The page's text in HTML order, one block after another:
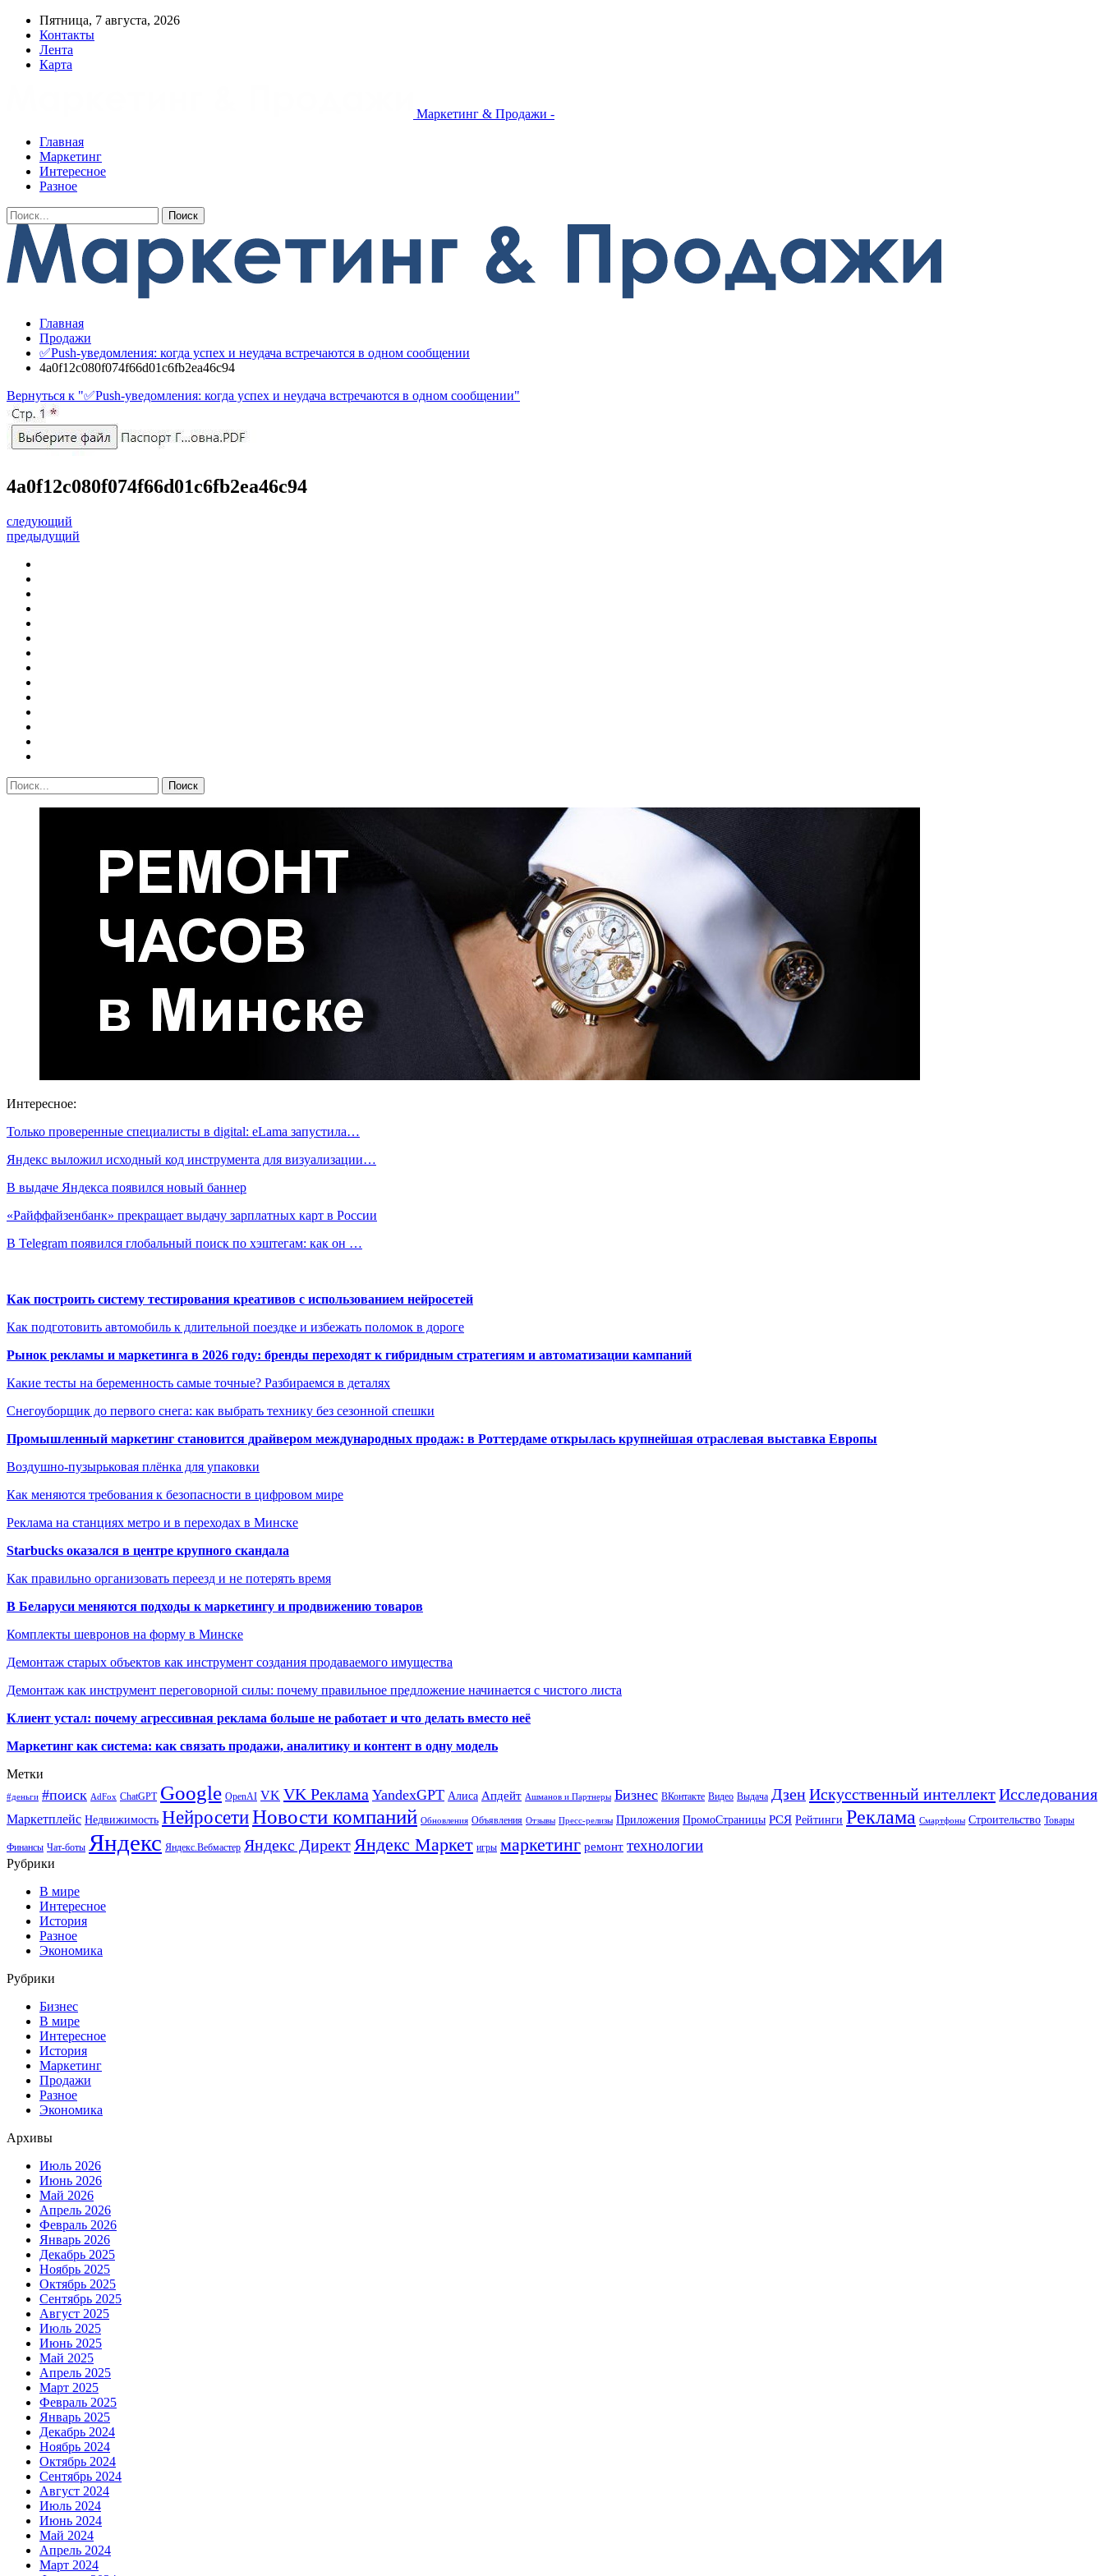
Пятница, 7 августа, 2026
Контакты
Лента
Карта
Маркетинг & Продажи -
Главная
Маркетинг
Интересное
Разное
Главная
Продажи
✅Push-уведомления: когда успех и неудача встречаются в одном сообщении
4a0f12c080f074f66d01c6fb2ea46c94
Вернуться к "✅Push-уведомления: когда успех и неудача встречаются в одном сообщении"
4a0f12c080f074f66d01c6fb2ea46c94
следующий
предыдущий
Интересное:
Только проверенные специалисты в digital: eLama запустила…
Яндекс выложил исходный код инструмента для визуализации…
В выдаче Яндекса появился новый баннер
«Райффайзенбанк» прекращает выдачу зарплатных карт в России
В Telegram появился глобальный поиск по хэштегам: как он …
Как построить систему тестирования креативов с использованием нейросетей
Как подготовить автомобиль к длительной поездке и избежать поломок в дороге
Рынок рекламы и маркетинга в 2026 году: бренды переходят к гибридным стратегиям и автоматизации кампаний
Какие тесты на беременность самые точные? Разбираемся в деталях
Снегоуборщик до первого снега: как выбрать технику без сезонной спешки
Промышленный маркетинг становится драйвером международных продаж: в Роттердаме открылась крупнейшая отраслевая выставка Европы
Воздушно-пузырьковая плёнка для упаковки
Как меняются требования к безопасности в цифровом мире
Реклама на станциях метро и в переходах в Минске
Starbucks оказался в центре крупного скандала
Как правильно организовать переезд и не потерять время
В Беларуси меняются подходы к маркетингу и продвижению товаров
Комплекты шевронов на форму в Минске
Демонтаж старых объектов как инструмент создания продаваемого имущества
Демонтаж как инструмент переговорной силы: почему правильное предложение начинается с чистого листа
Клиент устал: почему агрессивная реклама больше не работает и что делать вместо неё
Маркетинг как система: как связать продажи, аналитику и контент в одну модель
Метки
#деньги #поиск AdFox ChatGPT Google OpenAI VK VK Реклама YandexGPT Алиса Апдейт Ашманов и Партнеры Бизнес ВКонтакте Видео Выдача ДзенИскусственный интеллектИсследования
Маркетплейс Недвижимость НейросетиНовости компаний Обновления Объявления Отзывы Пресс-релизы Приложения ПромоСтраницы РСЯ Рейтинги Реклама Смартфоны Строительство Товары
Финансы Чат-боты Яндекс Яндекс.Вебмастер Яндекс Директ Яндекс Маркет игры маркетинг ремонт технологии
Рубрики
В мире
Интересное
История
Разное
Экономика
Рубрики
Бизнес
В мире
Интересное
История
Маркетинг
Продажи
Разное
Экономика
Архивы
Июль 2026
Июнь 2026
Май 2026
Апрель 2026
Февраль 2026
Январь 2026
Декабрь 2025
Ноябрь 2025
Октябрь 2025
Сентябрь 2025
Август 2025
Июль 2025
Июнь 2025
Май 2025
Апрель 2025
Март 2025
Февраль 2025
Январь 2025
Декабрь 2024
Ноябрь 2024
Октябрь 2024
Сентябрь 2024
Август 2024
Июль 2024
Июнь 2024
Май 2024
Апрель 2024
Март 2024